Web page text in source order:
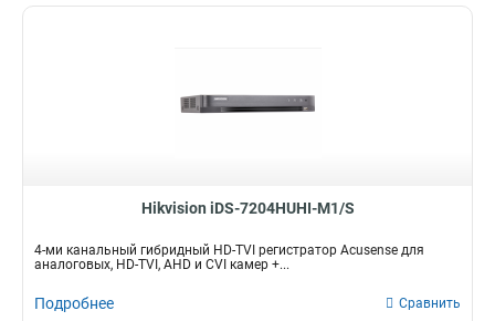
Hikvision iDS-7204HUHI-M1/S
4-ми канальный гибридный HD-TVI регистратор Acusense для
аналоговых, HD-TVI, AHD и CVI камер +...
Подробнее Сравнить